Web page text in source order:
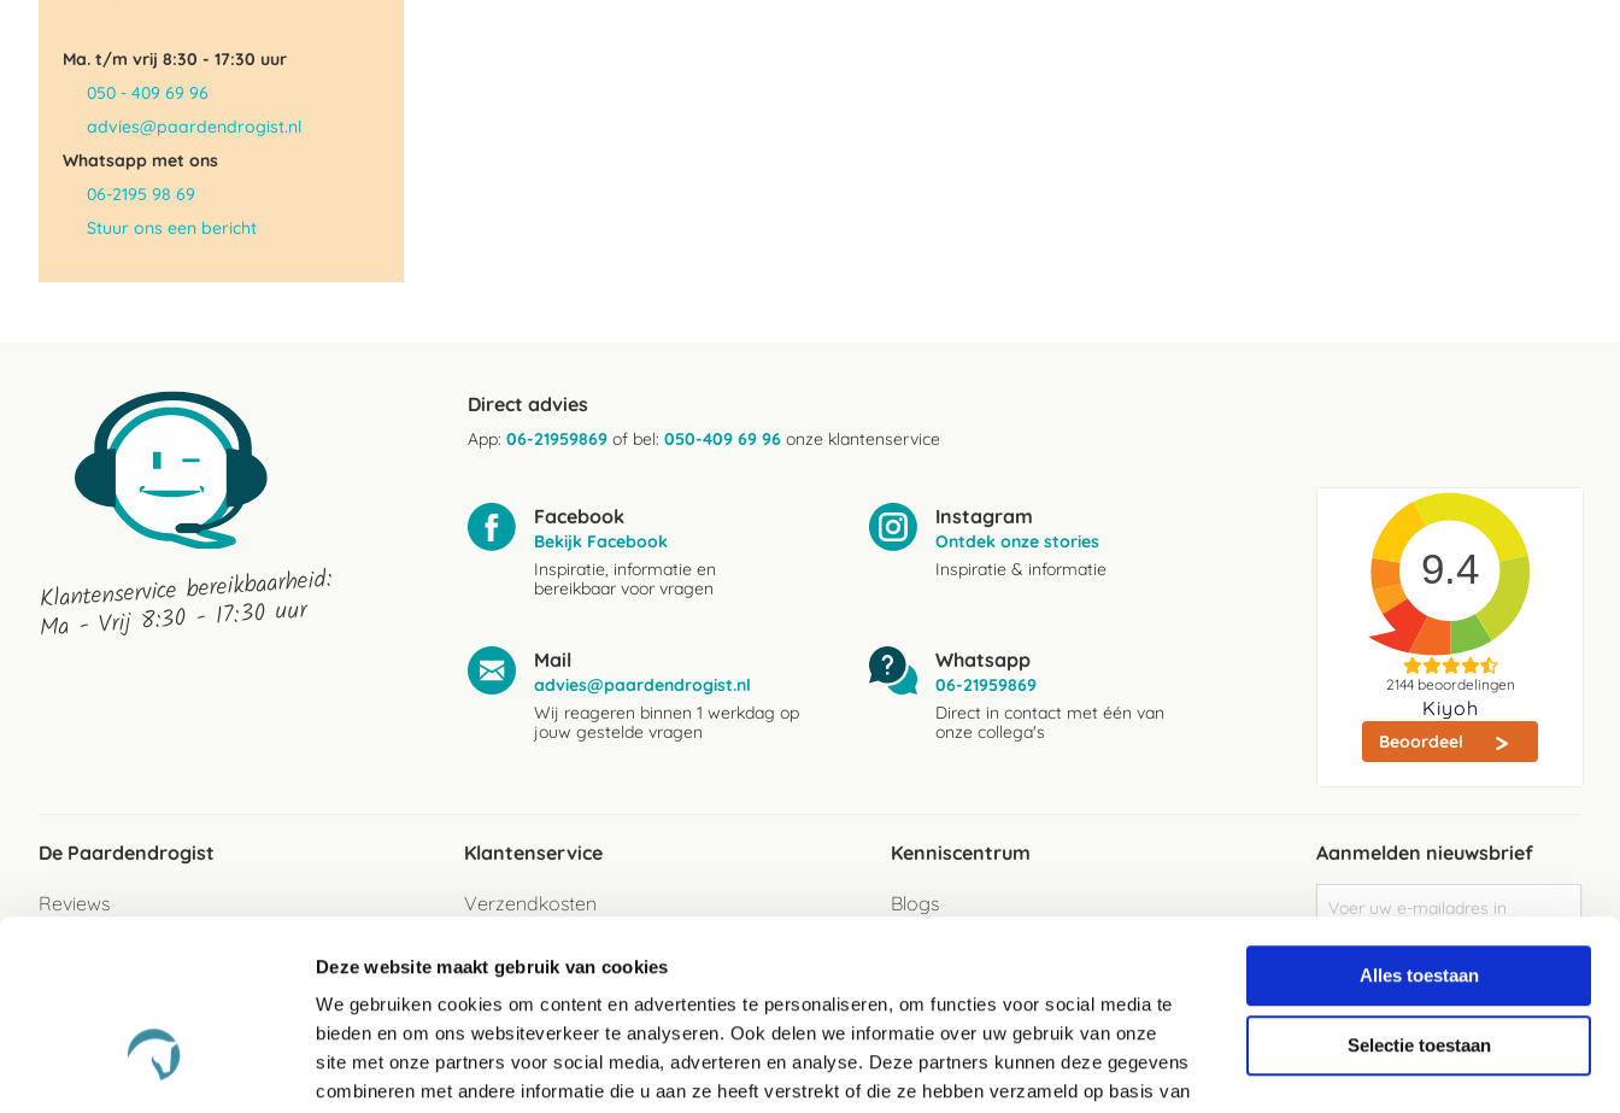
Deze website maakt gebruik van cookies
We gebruiken cookies om content en advertenties te personaliseren, om functies voor social media te
bieden en om ons websiteverkeer te analyseren. Ook delen we informatie over uw gebruik van onze
site met onze partners voor social media, adverteren en analyse. Deze partners kunnen deze gegevens
combineren met andere informatie die u aan ze heeft verstrekt of die ze hebben verzameld op basis van
Alles toestaan
Selectie toestaan
Ma. t/m vrij 8:30 - 17:30 uur
050 - 409 69 96
advies@paardendrogist.nl
Whatsapp met ons
06-2195 98 69
Stuur ons een bericht
Klantenservice bereikbaarheid:
Ma - Vrij 8:30 - 17:30 uur
Direct advies
App: 06-21959869 of bel: 050-409 69 96 onze klantenservice
Facebook
Bekijk Facebook
Inspiratie, informatie en
bereikbaar voor vragen
Instagram
Ontdek onze stories
Inspiratie & informatie
Mail
advies@paardendrogist.nl
Wij reageren binnen 1 werkdag op
jouw gestelde vragen
Whatsapp
06-21959869
Direct in contact met één van
onze collega's
9.4
2144beoordelingen
Kiyoh
Beoordeel
De Paardendrogist
Reviews
Klantenservice
Verzendkosten
Betaalwijzen
Retour
Retour sturen als gast
Garantie
Kenniscentrum
Blogs
Aanmelden nieuwsbrief
u
op
Elke week de beste acties en het laaste